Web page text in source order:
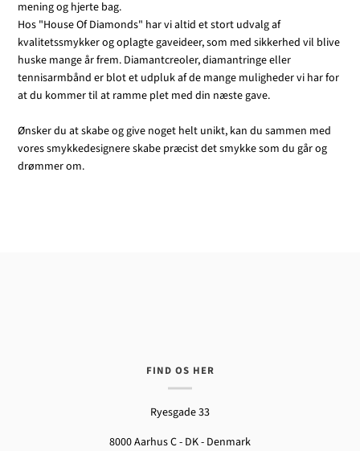
mening og hjerte bag.
Hos "House Of Diamonds" har vi altid et stort udvalg af
kvalitetssmykker og oplagte gaveideer, som med sikkerhed vil blive
huske mange år frem. Diamantcreoler, diamantringe eller
tennisarmbånd er blot et udpluk af de mange muligheder vi har for
at du kommer til at ramme plet med din næste gave.
Ønsker du at skabe og give noget helt unikt, kan du sammen med
vores smykkedesignere skabe præcist det smykke som du går og
drømmer om.
FIND OS HER
Ryesgade 33
8000 Aarhus C - DK - Denmark